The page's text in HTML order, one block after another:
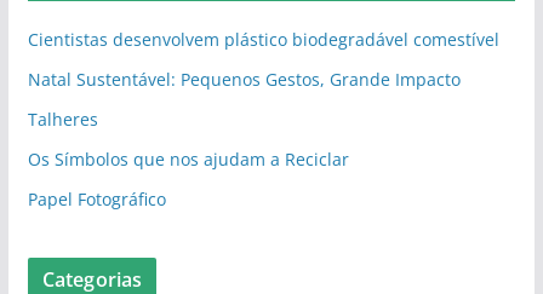
Cientistas desenvolvem plástico biodegradável comestível
Natal Sustentável: Pequenos Gestos, Grande Impacto
Talheres
Os Símbolos que nos ajudam a Reciclar
Papel Fotográfico
Categorias